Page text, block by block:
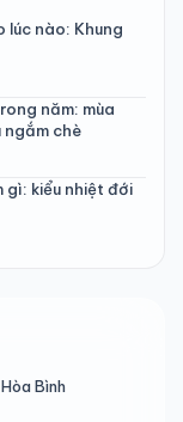
lúc nào: Khung
năm: mùa
ngắm chè
gì: kiểu nhiệt đới
Bình